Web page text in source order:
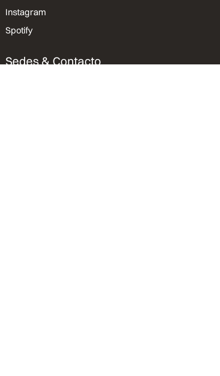
Instagram
Spotify
Sedes & Contacto